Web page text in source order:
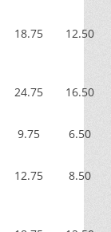
18.75 12.50
24.75 16.50
9.75 6.50
12.75 8.50